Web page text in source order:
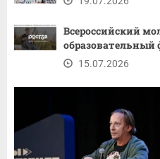
Всероссийский
образовательный
15.07.2026